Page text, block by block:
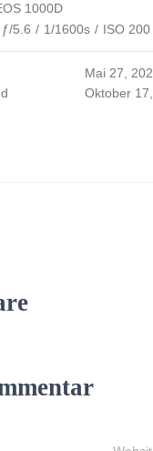
1000D
ƒ/5.6 / 1/1600s / ISO 200
Mai 27,
Oktober